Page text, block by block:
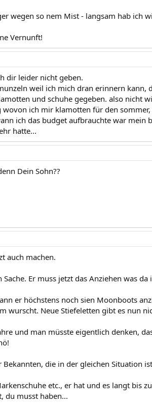
wegen so nem Mist - langsam hab ich
Vernunft!
dir leider nicht geben.
weil ich mich dran erinnern kann,
und schuhe gegeben. also nicht
ich mir klamotten für den
ich das budget aufbrauchte war mein
hatte...
Dein Sohn??
auch machen.
Sache. Er muss jetzt das Anziehen was da
er höchstens noch sien Moonboots
wurscht. Neue Stiefeletten gibt es nun
und man müsste eigentlich denken,
Bekannten, die in der gleichen Situation
etc., er hat und es langt bis
du musst haben...